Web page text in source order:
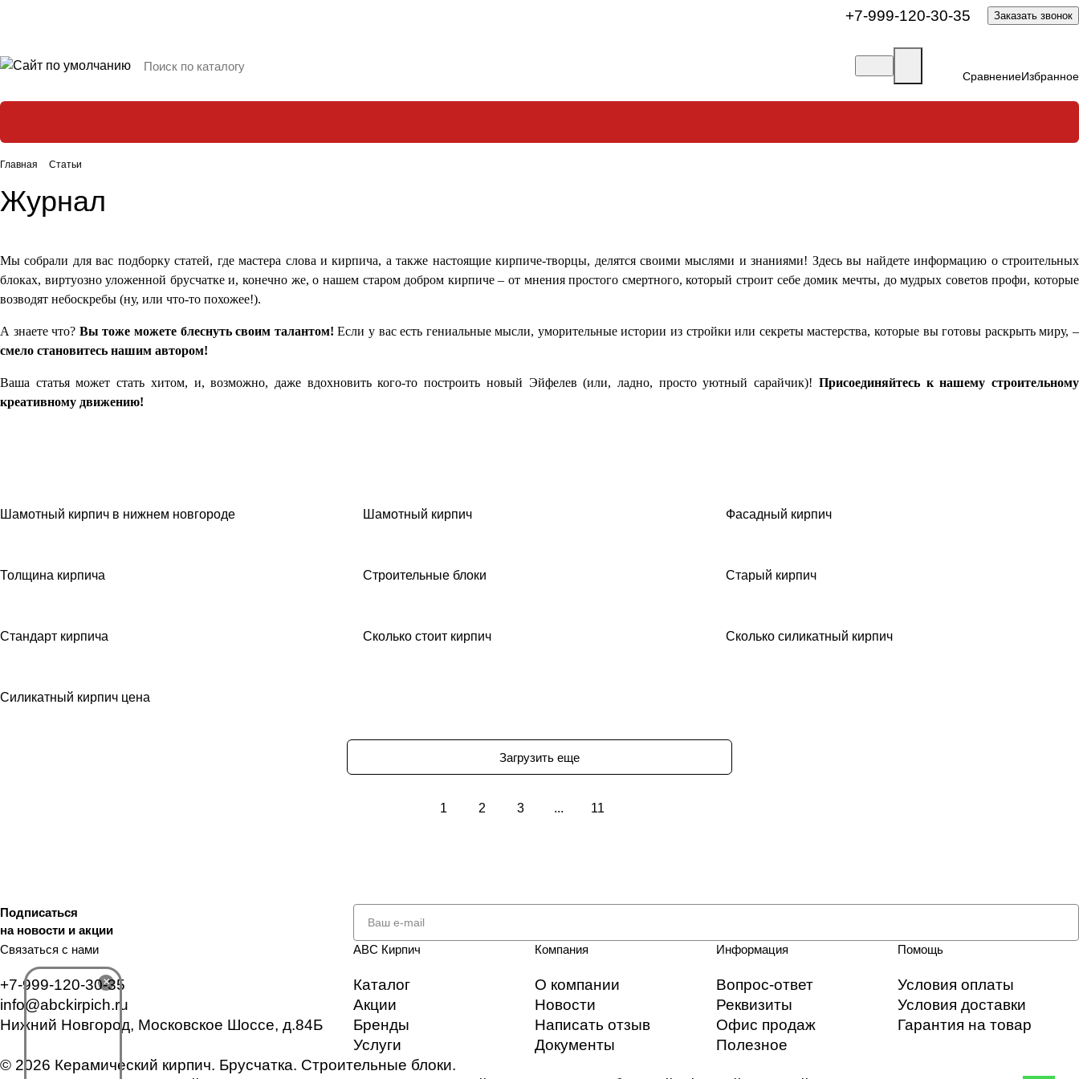
+7-999-120-30-35 Заказать звонок
СравнениеИзбранное
Главная Статьи
Журнал
Мы собрали для вас подборку статей, где мастера слова и кирпича, а также настоящие кирпиче-творцы, делятся своими мыслями и знаниями! Здесь вы найдете информацию о строительных
блоках, виртуозно уложенной брусчатке и, конечно же, о нашем старом добром кирпиче – от мнения простого смертного, который строит себе домик мечты, до мудрых советов профи, которые
возводят небоскребы (ну, или что-то похожее!).
А знаете что? Вы тоже можете блеснуть своим талантом! Если у вас есть гениальные мысли, уморительные истории из стройки или секреты мастерства, которые вы готовы раскрыть миру, –
смело становитесь нашим автором!
Ваша статья может стать хитом, и, возможно, даже вдохновить кого-то построить новый Эйфелев (или, ладно, просто уютный сарайчик)! Присоединяйтесь к нашему строительному
креативному движению!
Шамотный кирпич в нижнем новгороде Шамотный кирпич Фасадный кирпич
Толщина кирпича Строительные блоки Старый кирпич
Стандарт кирпича Сколько стоит кирпич Сколько силикатный кирпич
Силикатный кирпич цена
Загрузить еще
1 2 3 ... 11
Подписаться
на новости и акции
Связаться с нами
+7-999-120-30-35
info@abckirpich.ru
Нижний Новгород, Московское Шоссе, д.84Б
АВС Кирпич
Каталог
Акции
Бренды
Услуги
Компания
О компании
Новости
Написать отзыв
Документы
Информация
Вопрос-ответ
Реквизиты
Офис продаж
Полезное
Помощь
Условия оплаты
Условия доставки
Гарантия на товар
© 2026 Керамический кирпич. Брусчатка. Строительные блоки.
×